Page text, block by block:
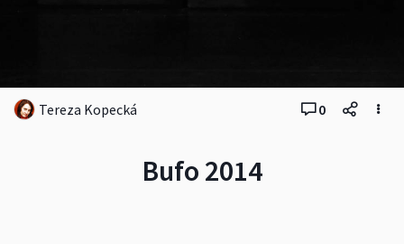
Bufo 2014
Tereza Kopecká 0